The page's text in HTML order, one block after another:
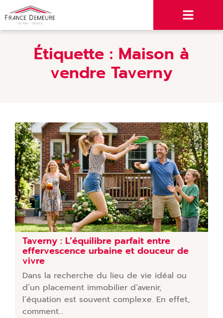
Étiquette : Maison à
vendre Taverny
Taverny : L’équilibre parfait entre
effervescence urbaine et douceur de
vivre
Dans la recherche du lieu de vie idéal ou
d’un placement immobilier d’avenir,
l’équation est souvent complexe. En effet,
comment…